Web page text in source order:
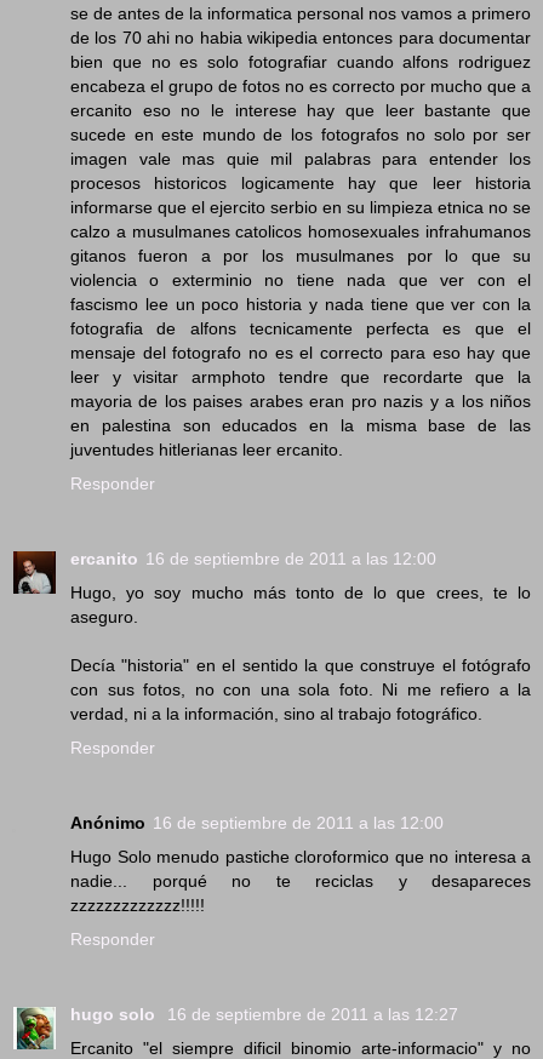
se de antes de la informatica personal nos vamos a primero
de los 70 ahi no habia wikipedia entonces para documentar
bien que no es solo fotografiar cuando alfons rodriguez
encabeza el grupo de fotos no es correcto por mucho que a
ercanito eso no le interese hay que leer bastante que
sucede en este mundo de los fotografos no solo por ser
imagen vale mas quie mil palabras para entender los
procesos historicos logicamente hay que leer historia
informarse que el ejercito serbio en su limpieza etnica no se
calzo a musulmanes catolicos homosexuales infrahumanos
gitanos fueron a por los musulmanes por lo que su
violencia o exterminio no tiene nada que ver con el
fascismo lee un poco historia y nada tiene que ver con la
fotografia de alfons tecnicamente perfecta es que el
mensaje del fotografo no es el correcto para eso hay que
leer y visitar armphoto tendre que recordarte que la
mayoria de los paises arabes eran pro nazis y a los niños
en palestina son educados en la misma base de las
juventudes hitlerianas leer ercanito.
Responder
ercanito 16 de septiembre de 2011 a las 12:00
Hugo, yo soy mucho más tonto de lo que crees, te lo
aseguro.
Decía "historia" en el sentido la que construye el fotógrafo
con sus fotos, no con una sola foto. Ni me refiero a la
verdad, ni a la información, sino al trabajo fotográfico.
Responder
Anónimo 16 de septiembre de 2011 a las 12:00
Hugo Solo menudo pastiche cloroformico que no interesa a
nadie... porqué no te reciclas y desapareces
zzzzzzzzzzzzz!!!!!
Responder
hugo solo
16 de septiembre de 2011 a las 12:27
Ercanito "el siempre dificil binomio arte-informacio" y no